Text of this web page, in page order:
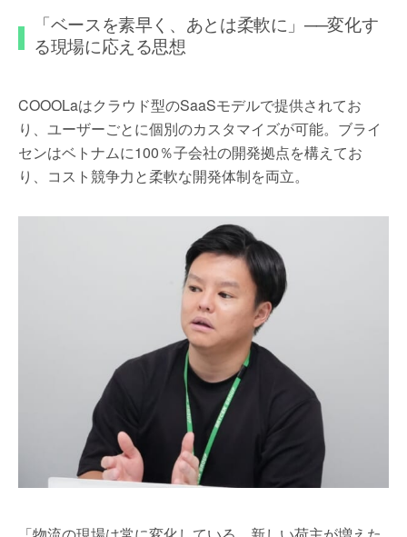
「ベースを素早く、あとは柔軟に」──変化す
る現場に応える思想
COOOLaはクラウド型のSaaSモデルで提供されてお
り、ユーザーごとに個別のカスタマイズが可能。ブライ
センはベトナムに100％子会社の開発拠点を構えてお
り、コスト競争力と柔軟な開発体制を両立。